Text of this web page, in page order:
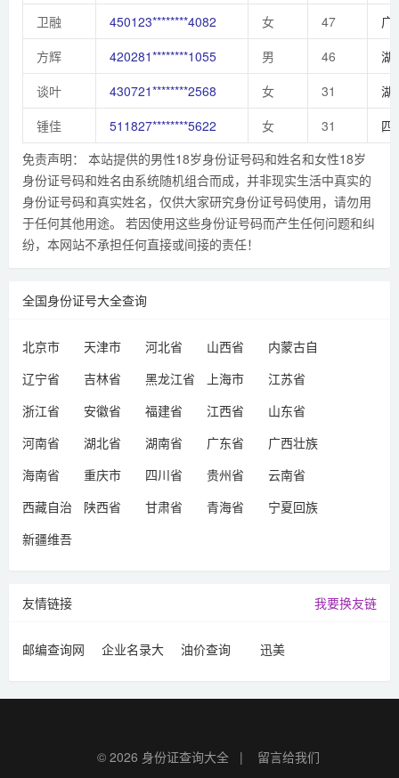
卫融
450123********4082 女 47
广
方辉
420281********1055 男 46
湖
谈叶
430721********2568 女 31
湖
锺佳
511827********5622 女 31
四
免责声明： 本站提供的男性18岁身份证号码和姓名和女性18岁
身份证号码和姓名由系统随机组合而成，并非现实生活中真实的
身份证号码和真实姓名，仅供大家研究身份证号码使用，请勿用
于任何其他用途。 若因使用这些身份证号码而产生任何问题和纠
纷，本网站不承担任何直接或间接的责任！
全国身份证号大全查询
北京市 天津市 河北省 山西省
内蒙古自
治区
辽宁省 吉林省 黑龙江省 上海市
江苏省
浙江省
安徽省 福建省 江西省
山东省
河南省
湖北省 湖南省 广东省
广西壮族
自治区
海南省 重庆市 四川省 贵州省
云南省
西藏自治
区
陕西省 甘肃省 青海省
宁夏回族
新疆维吾
友情链接 我要换友链
邮编查询网
企业名录大
油价查询 迅美
© 2026 身份证查询大全 | 留言给我们